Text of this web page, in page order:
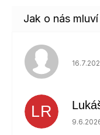
LR